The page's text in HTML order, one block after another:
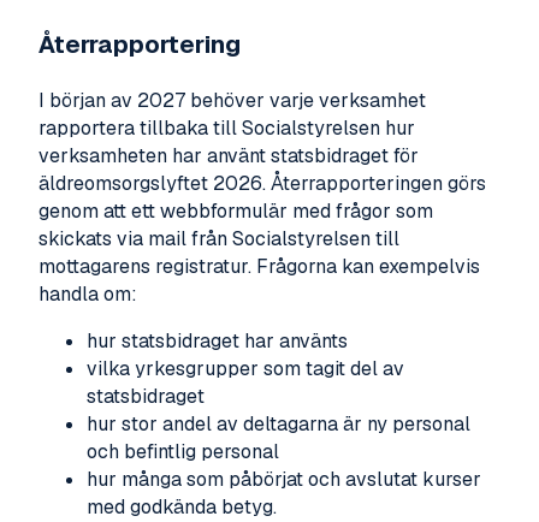
Återrapportering
I början av 2027 behöver varje verksamhet
rapportera tillbaka till Socialstyrelsen hur
verksamheten har använt statsbidraget för
äldreomsorgslyftet 2026. Återrapporteringen görs
genom att ett webbformulär med frågor som
skickats via mail från Socialstyrelsen till
mottagarens registratur. Frågorna kan exempelvis
handla om:
hur statsbidraget har använts
vilka yrkesgrupper som tagit del av
statsbidraget
hur stor andel av deltagarna är ny personal
och befintlig personal
hur många som påbörjat och avslutat kurser
med godkända betyg.